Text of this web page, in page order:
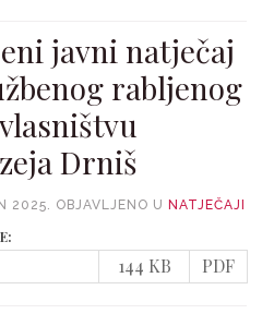
javni natječaj
rabljenog
Drniš
2025. OBJAVLJENO U NATJEČAJI
144 KB PDF